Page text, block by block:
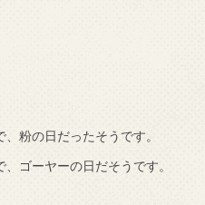
粉の日だったそうです。
ゴーヤーの日だそうです。